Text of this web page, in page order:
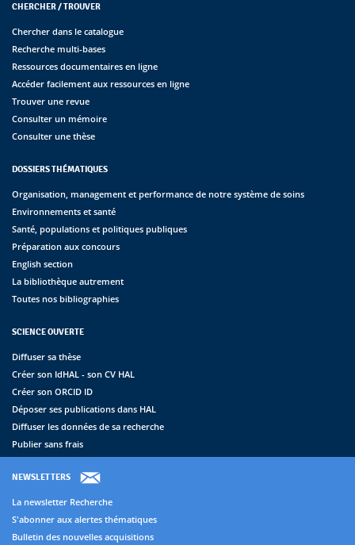
CHERCHER / TROUVER
Chercher dans le catalogue
Recherche multi-bases
Ressources documentaires en ligne
Accéder facilement aux ressources en ligne
Trouver une revue
Consulter un mémoire
Consulter une thèse
DOSSIERS THÉMATIQUES
Organisation, management et performance de notre système de soins
Environnements et santé
Santé, populations et politiques publiques
Préparation aux concours
English section
La bibliothèque autrement
Toutes nos bibliographies
SCIENCE OUVERTE
Diffuser sa thèse
Créer son IdHAL - son CV HAL
Créer son ORCID ID
Déposer ses publications dans HAL
Diffuser les données de sa recherche
Publier sans frais
NEWSLETTERS
La newsletter Recherche
S'abonner aux alertes thématiques
Bulletin des nouvelles acquisitions